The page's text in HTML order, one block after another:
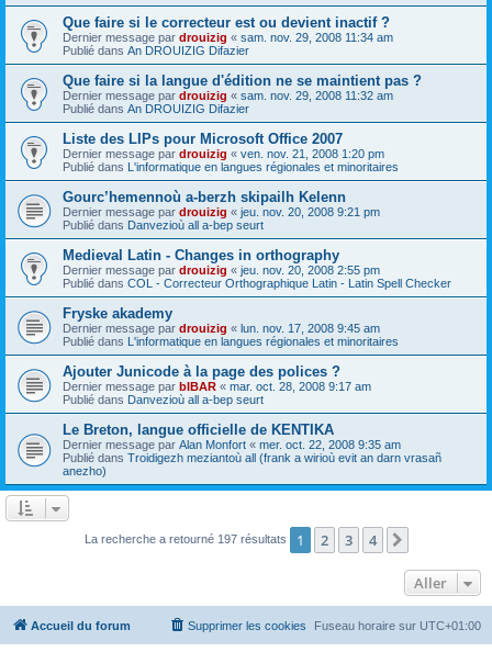
Que faire si le correcteur est ou devient inactif ?
Dernier message par drouizig « sam. nov. 29, 2008 11:34 am
Publié dans An DROUIZIG Difazier
Que faire si la langue d'édition ne se maintient pas ?
Dernier message par drouizig « sam. nov. 29, 2008 11:32 am
Publié dans An DROUIZIG Difazier
Liste des LIPs pour Microsoft Office 2007
Dernier message par drouizig « ven. nov. 21, 2008 1:20 pm
Publié dans L'informatique en langues régionales et minoritaires
Gourc’hemennoù a-berzh skipailh Kelenn
Dernier message par drouizig « jeu. nov. 20, 2008 9:21 pm
Publié dans Danvezioù all a-bep seurt
Medieval Latin - Changes in orthography
Dernier message par drouizig « jeu. nov. 20, 2008 2:55 pm
Publié dans COL - Correcteur Orthographique Latin - Latin Spell Checker
Fryske akademy
Dernier message par drouizig « lun. nov. 17, 2008 9:45 am
Publié dans L'informatique en langues régionales et minoritaires
Ajouter Junicode à la page des polices ?
Dernier message par bIBAR « mar. oct. 28, 2008 9:17 am
Publié dans Danvezioù all a-bep seurt
Le Breton, langue officielle de KENTIKA
Dernier message par Alan Monfort « mer. oct. 22, 2008 9:35 am
Publié dans Troidigezh meziantoù all (frank a wirioù evit an darn vrasañ
anezho)
La recherche a retourné 197 résultats 1 2 3 4
Aller
Accueil du forum Fuseau horaire sur UTC+01:00
Supprimer les cookies